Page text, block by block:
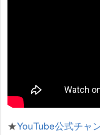
★YouTube公式チャ